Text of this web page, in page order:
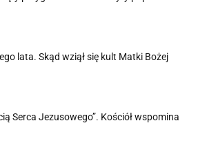
lata. Skąd wziął się kult Matki Bożej
Serca Jezusowego”. Kościół wspomina